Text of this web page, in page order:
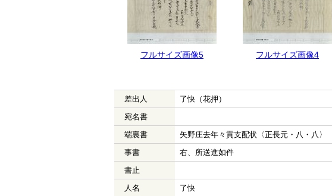
フルサイズ画像5 フルサイズ画像4
差出人
了快（花押）
宛名書
端裏書
矢野庄去年々貢支配状〈正長元・八・八〉
事書
右、所送進如件
書止
人名
了快